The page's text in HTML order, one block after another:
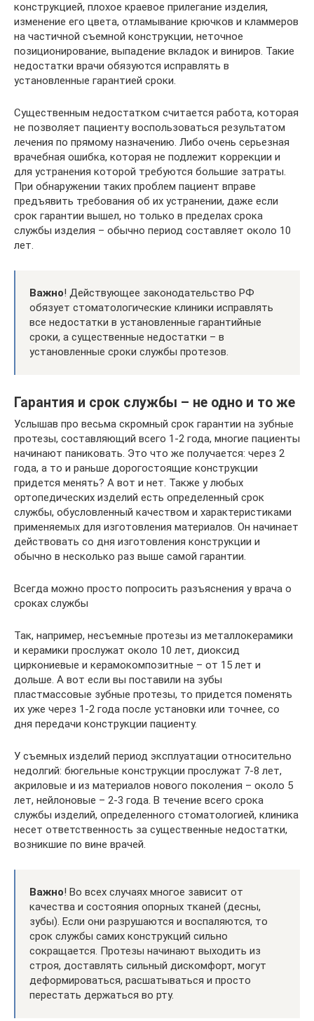
конструкцией, плохое краевое прилегание изделия,
изменение его цвета, отламывание крючков и кламмеров
на частичной съемной конструкции, неточное
позиционирование, выпадение вкладок и виниров. Такие
недостатки врачи обязуются исправлять в
установленные гарантией сроки.
Существенным недостатком считается работа, которая
не позволяет пациенту воспользоваться результатом
лечения по прямому назначению. Либо очень серьезная
врачебная ошибка, которая не подлежит коррекции и
для устранения которой требуются большие затраты.
При обнаружении таких проблем пациент вправе
предъявить требования об их устранении, даже если
срок гарантии вышел, но только в пределах срока
службы изделия – обычно период составляет около 10
лет.
Важно! Действующее законодательство РФ
обязует стоматологические клиники исправлять
все недостатки в установленные гарантийные
сроки, а существенные недостатки – в
установленные сроки службы протезов.
Гарантия и срок службы – не одно и то же
Услышав про весьма скромный срок гарантии на зубные
протезы, составляющий всего 1-2 года, многие пациенты
начинают паниковать. Это что же получается: через 2
года, а то и раньше дорогостоящие конструкции
придется менять? А вот и нет. Также у любых
ортопедических изделий есть определенный срок
службы, обусловленный качеством и характеристиками
применяемых для изготовления материалов. Он начинает
действовать со дня изготовления конструкции и
обычно в несколько раз выше самой гарантии.
Всегда можно просто попросить разъяснения у врача о
сроках службы
Так, например, несъемные протезы из металлокерамики
и керамики прослужат около 10 лет, диоксид
циркониевые и керамокомпозитные – от 15 лет и
дольше. А вот если вы поставили на зубы
пластмассовые зубные протезы, то придется поменять
их уже через 1-2 года после установки или точнее, со
дня передачи конструкции пациенту.
У съемных изделий период эксплуатации относительно
недолгий: бюгельные конструкции прослужат 7-8 лет,
акриловые и из материалов нового поколения – около 5
лет, нейлоновые – 2-3 года. В течение всего срока
службы изделий, определенного стоматологией, клиника
несет ответственность за существенные недостатки,
возникшие по вине врачей.
Важно! Во всех случаях многое зависит от
качества и состояния опорных тканей (десны,
зубы). Если они разрушаются и воспаляются, то
срок службы самих конструкций сильно
сокращается. Протезы начинают выходить из
строя, доставлять сильный дискомфорт, могут
деформироваться, расшатываться и просто
перестать держаться во рту.